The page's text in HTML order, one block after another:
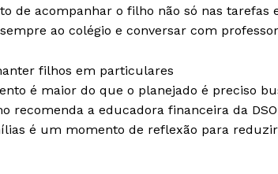
de acompanhar o filho não só nas tarefas
ao colégio e conversar com
filhos em particulares
é maior do que o planejado é preciso
recomenda a educadora financeira da
é um momento de reflexão para